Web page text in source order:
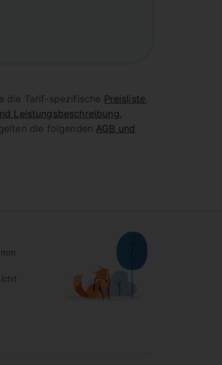
die Tarif-spezifische Preisliste,
Leistungsbeschreibung ,
die folgenden AGB und